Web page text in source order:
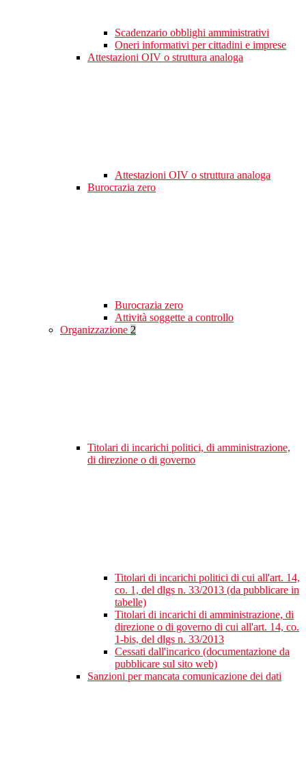
Scadenzario obblighi amministrativi
Oneri informativi per cittadini e imprese
Attestazioni OIV o struttura analoga
Attestazioni OIV o struttura analoga
Burocrazia zero
Burocrazia zero
Attività soggette a controllo
Organizzazione 2
Titolari di incarichi politici, di amministrazione,
di direzione o di governo
Titolari di incarichi politici di cui all'art. 14,
co. 1, del dlgs n. 33/2013 (da pubblicare in
tabelle)
Titolari di incarichi di amministrazione, di
direzione o di governo di cui all'art. 14, co.
1-bis, del dlgs n. 33/2013
Cessati dall'incarico (documentazione da
pubblicare sul sito web)
Sanzioni per mancata comunicazione dei dati